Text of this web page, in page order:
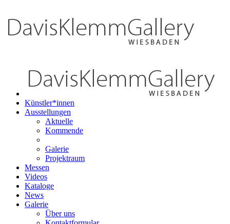
Künstler*innen
Ausstellungen
Aktuelle
Kommende
Galerie
Projektraum
Messen
Videos
Kataloge
News
Galerie
Über uns